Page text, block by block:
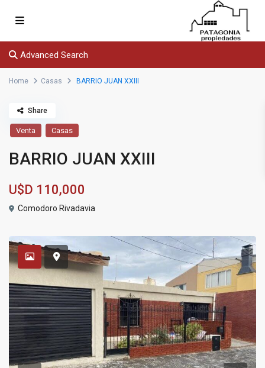
Advanced Search
Home Casas BARRIO JUAN XXIII
Venta Casas
BARRIO JUAN XXIII
U$D 110,000
Comodoro Rivadavia
Share